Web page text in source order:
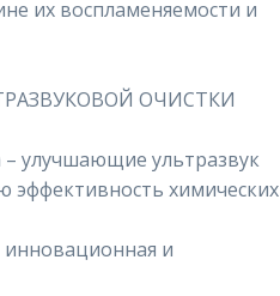
их воспламеняемости и
ОЧИСТКИ
улучшающие ультразвук
эффективность химических
и